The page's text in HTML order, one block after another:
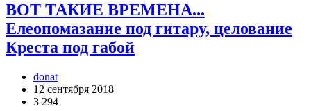
ВОТ ТАКИЕ ВРЕМЕНА...
Елеопомазание под гитару, целование
Креста под габой
donat
12 сентября 2018
3 294